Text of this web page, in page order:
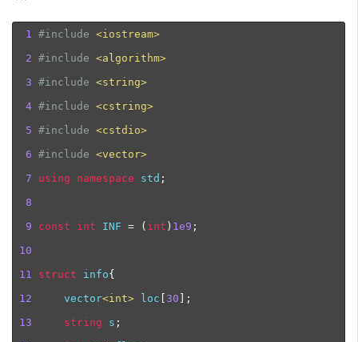
1 #include <iostream>
2 #include <algorithm>
3 #include <string>
4 #include <cstring>
5 #include <cstdio>
6 #include <vector>
7
using namespace std ;
8
9
const int INF = ( int ) 1e9 ;
10
11
struct info{
12
     vector
<int> loc 30 ];
13
string s ;